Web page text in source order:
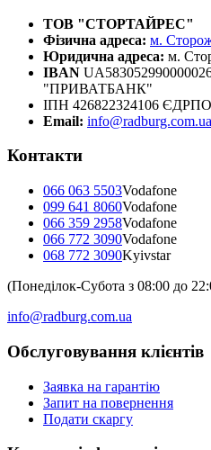
ТОВ "СТОРТАЙРЕС"
Фізична адреса: м.
Юридична адреса: м.
IBAN
"ПРИВАТБАНК"
ІПН 426822324106
Email: info@radburg.com.ua
Контакти
066 063 5503Vodafone
099 641 8060Vodafone
066 359 2958Vodafone
066 772 3090Vodafone
068 772 3090Kyivstar
(Понеділок-Субота з 08:00 до
info@radburg.com.ua
Обслуговування клієнтів
Заявка на гарантію
Запит на повернення
Подати скаргу